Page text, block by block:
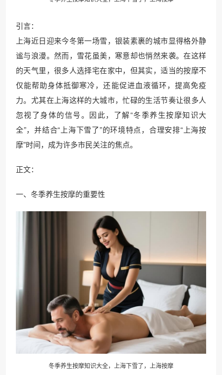
引言：
上海近日迎来今冬第一场雪，银装素裹的城市显得格外静
谧与浪漫。然而，雪花虽美，寒意却也悄然来袭。在这样
的天气里，很多人选择宅在家中，但其实，适当的按摩不
仅能帮助身体抵御寒冷，还能促进血液循环，提高免疫
力。尤其在上海这样的大城市，忙碌的生活节奏让很多人
忽视了身体的信号。因此，了解“冬季养生按摩知识大
全”，并结合“上海下雪了”的环境特点，合理安排“上海按
摩”时间，成为许多市民关注的焦点。
正文：
一、冬季养生按摩的重要性
冬季养生按摩知识大全，上海下雪了，上海按摩